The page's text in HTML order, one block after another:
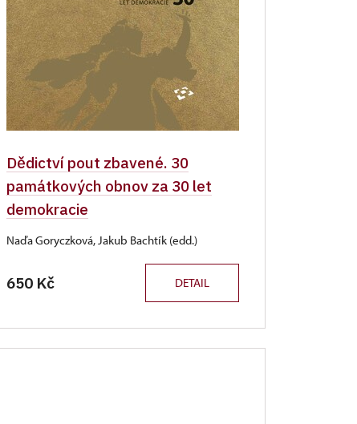
Dědictví pout zbavené. 30
památkových obnov za 30 let
demokracie
Naďa Goryczková, Jakub Bachtík (edd.)
650 Kč DETAIL